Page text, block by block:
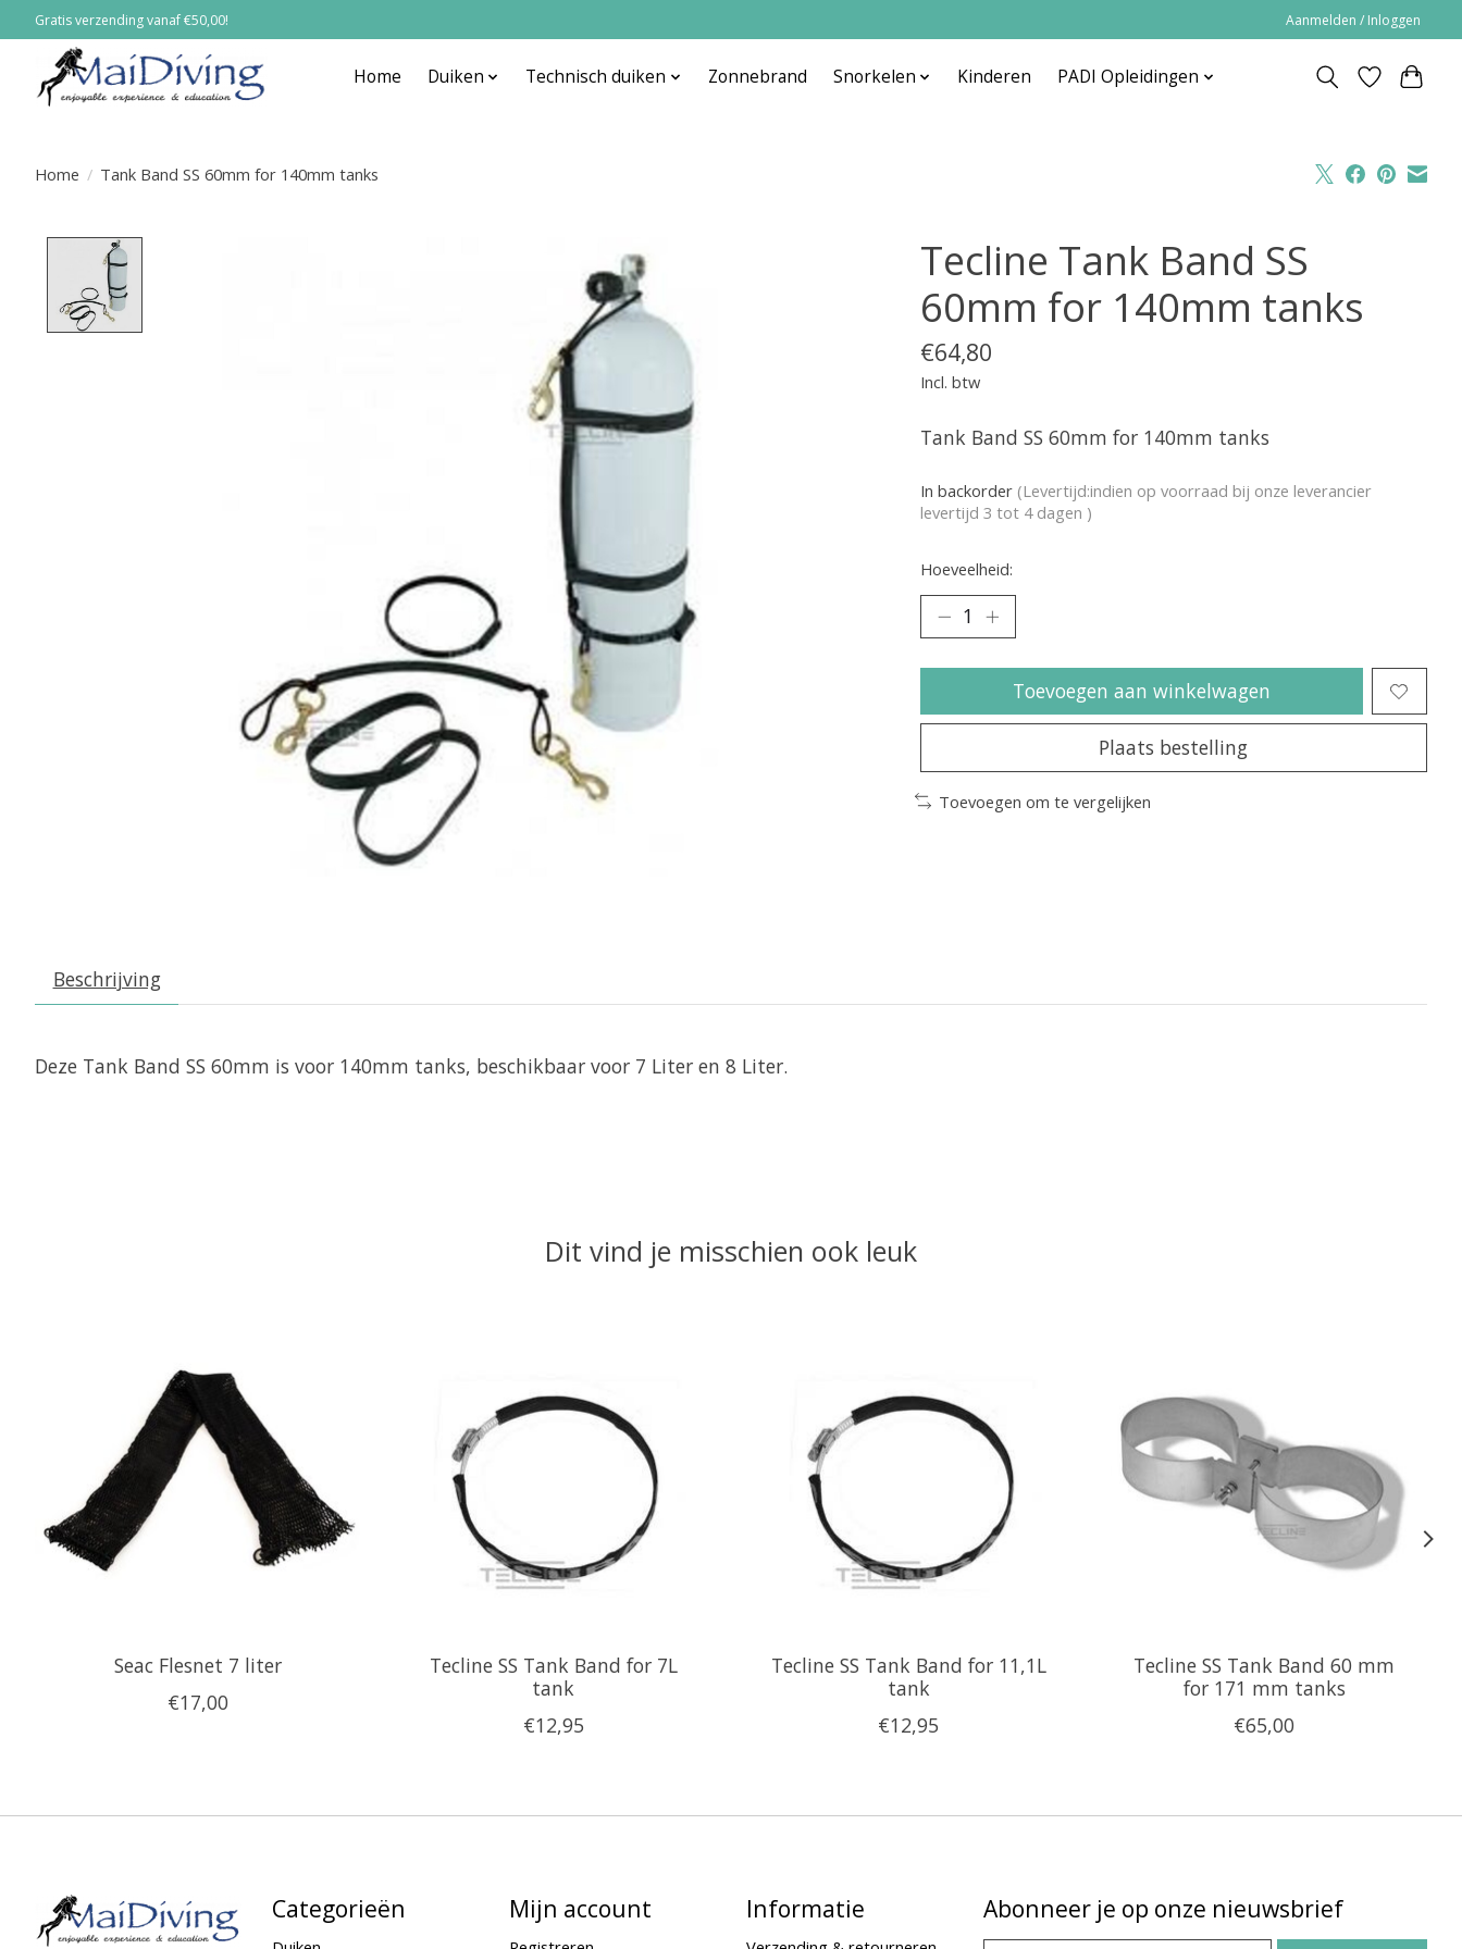
Gratis verzending vanaf €50,00! Aanmelden / Inloggen
Home Duiken Technisch duiken Zonnebrand Snorkelen Kinderen PADI Opleidingen
Home / Tank Band SS 60mm for 140mm tanks
Tecline Tank Band SS
60mm for 140mm tanks
€64,80
Incl. btw
Tank Band SS 60mm for 140mm tanks
In backorder (Levertijd:indien op voorraad bij onze leverancier
levertijd 3 tot 4 dagen )
Hoeveelheid:
Toevoegen aan winkelwagen
Plaats bestelling
Toevoegen om te vergelijken
Beschrijving
Deze Tank Band SS 60mm is voor 140mm tanks, beschikbaar voor 7 Liter en 8 Liter.
Dit vind je misschien ook leuk
Seac Flesnet 7 liter
€17,00
Tecline SS Tank Band for 7L
tank
€12,95
Tecline SS Tank Band for 11,1L
tank
€12,95
Tecline SS Tank Band 60 mm
for 171 mm tanks
€65,00
Categorieën Mijn account Informatie Abonneer je op onze nieuwsbrief